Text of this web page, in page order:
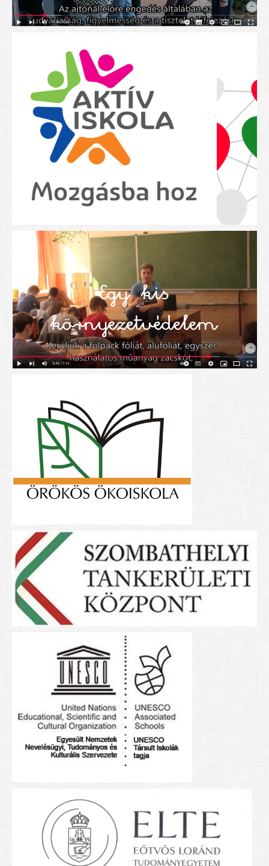
Diákigazolvány igénylése
Mindennapos testnevelés
Tartós tankönyvek
Nyolcadikosainknak
Kréta szülői segédlet
Felsős taneszközlista
BEISKOLÁZÁS 2026